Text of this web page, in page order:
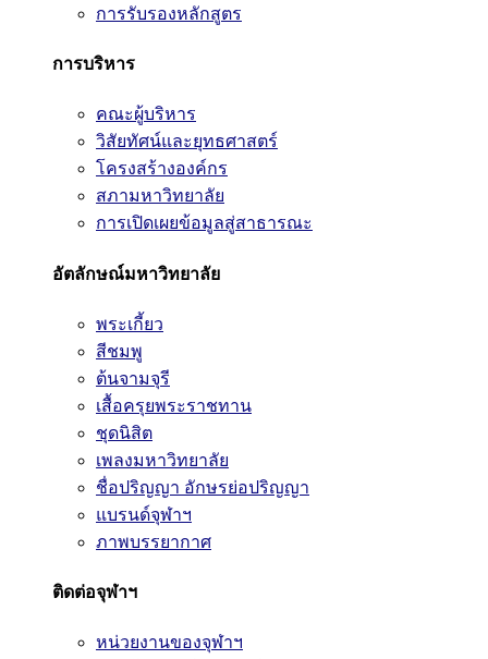
การรับรองหลักสูตร
การบริหาร
คณะผู้บริหาร
วิสัยทัศน์และยุทธศาสตร์
โครงสร้างองค์กร
สภามหาวิทยาลัย
การเปิดเผยข้อมูลสู่สาธารณะ
อัตลักษณ์มหาวิทยาลัย
พระเกี้ยว
สีชมพู
ต้นจามจุรี
เสื้อครุยพระราชทาน
ชุดนิสิต
เพลงมหาวิทยาลัย
ชื่อปริญญา อักษรย่อปริญญา
แบรนด์จุฬาฯ
ภาพบรรยากาศ
ติดต่อจุฬาฯ
หน่วยงานของจุฬาฯ